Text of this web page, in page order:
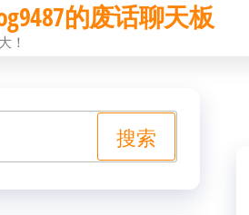
的废话聊天板
！